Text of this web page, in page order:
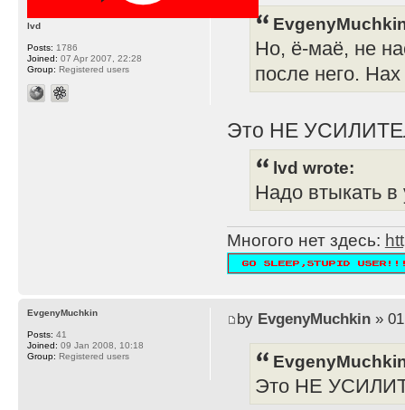
Но, ё-маё, не
после него.
Это НЕ
lvd wrote:
Надо втыкать в
Многого нет здесь:
lvd
Posts: 1786
Joined: 07 Apr 2007, 22:28
Group: Registered users
by EvgenyMuchkin» 01
Это НЕ
EvgenyMuchkin
Posts: 41
Joined: 09 Jan 2008, 10:18
Group: Registered users